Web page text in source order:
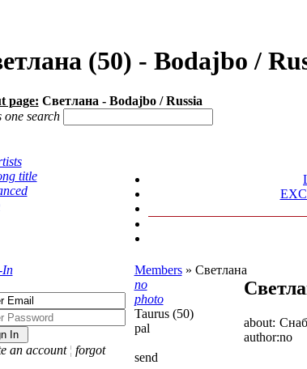
(50) - Bodajbo /
page: Светлана - Bodajbo / Russia
one search
title
In
an account ¦ forgot
Members» Светлана
no
photo
Taurus (50)
pal
send
about:
author:no